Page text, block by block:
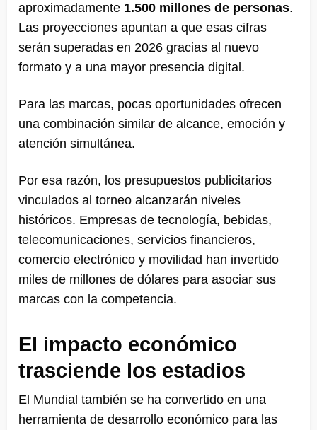
aproximadamente 1.500 millones de personas.
Las proyecciones apuntan a que esas cifras
serán superadas en 2026 gracias al nuevo
formato y a una mayor presencia digital.
Para las marcas, pocas oportunidades ofrecen
una combinación similar de alcance, emoción y
atención simultánea.
Por esa razón, los presupuestos publicitarios
vinculados al torneo alcanzarán niveles
históricos. Empresas de tecnología, bebidas,
telecomunicaciones, servicios financieros,
comercio electrónico y movilidad han invertido
miles de millones de dólares para asociar sus
marcas con la competencia.
El impacto económico
trasciende los estadios
El Mundial también se ha convertido en una
herramienta de desarrollo económico para las